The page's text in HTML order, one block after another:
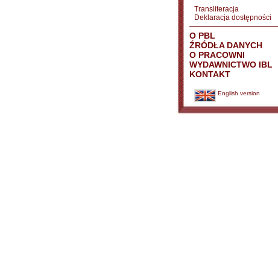
Transliteracja
Deklaracja dostępności
O PBL
ŹRÓDŁA DANYCH
O PRACOWNI
WYDAWNICTWO IBL
KONTAKT
English version